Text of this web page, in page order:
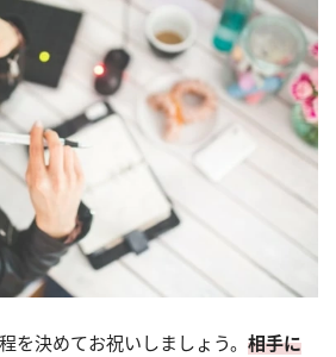
を決めてお祝いしましょう。 相手に